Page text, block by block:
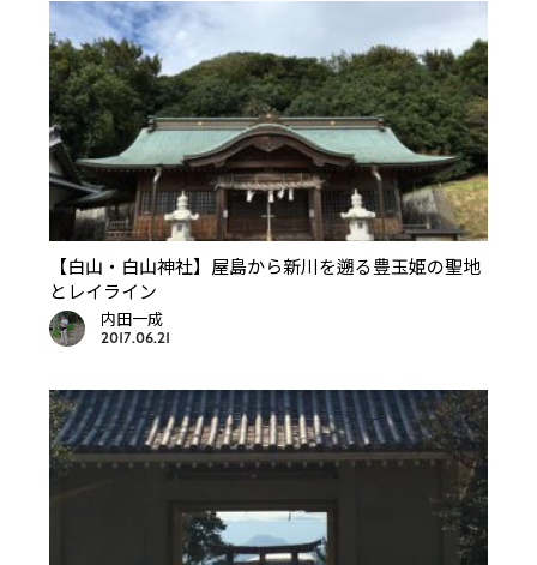
【白山・白山神社】屋島から新川を遡る豊玉姫の聖地
とレイライン
内田一成
2017.06.21